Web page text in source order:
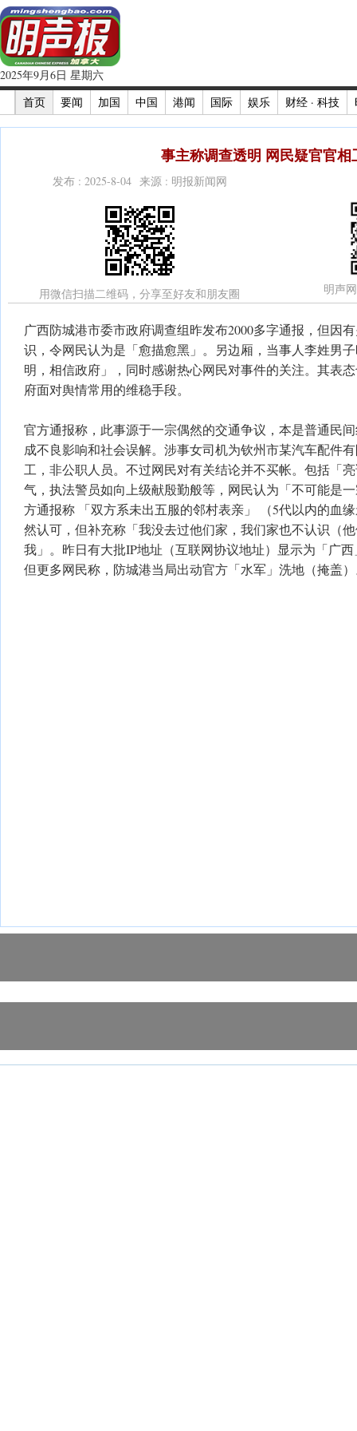
2025年9月6日 星期六
首页
要闻 加国 中国 港闻 国际 娱乐 财经 · 科技
事主称调查透明 网民疑官官相
发布 : 2025-8-04 来源 : 明报新闻网
用微信扫描二维码，分享至好友和朋友圈 明声
广西防城港市委市政府调查组昨发布2000多字通报，但因
识，令网民认为是「愈描愈黑」。另边厢，当事人李姓男
明，相信政府」，同时感谢热心网民对事件的关注。其表
府面对舆情常用的维稳手段。
官方通报称，此事源于一宗偶然的交通争议，本是普通民
成不良影响和社会误解。涉事女司机为钦州市某汽车配件
工，非公职人员。不过网民对有关结论并不买帐。包括「
气，执法警员如向上级献殷勤般等，网民认为「不可能是
方通报称 「双方系未出五服的邻村表亲」 （5代以内的血
然认可，但补充称「我没去过他们家，我们家也不认识（
我」。昨日有大批IP地址（互联网协议地址）显示为「广
但更多网民称，防城港当局出动官方「水军」洗地（掩盖